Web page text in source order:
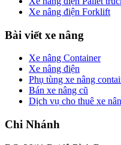
Xe nâng điện Forklift
Bài viết xe nâng
Xe nâng Container
Xe nâng điện
Phụ tùng xe nâng
Bán xe nâng cũ
Dịch vụ cho thuê xe
Chi Nhánh